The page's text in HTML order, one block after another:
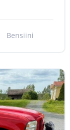
Bensiini